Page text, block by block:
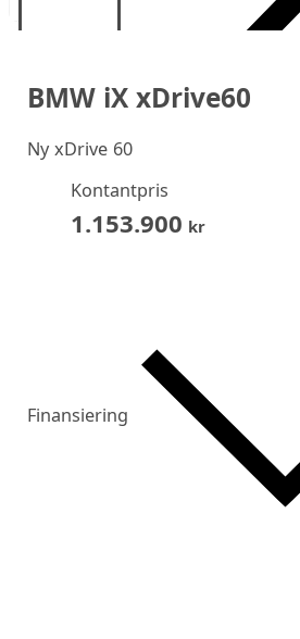
BMW iX xDrive60
NyxDrive 60
Kontantpris
1.153.900 kr
Finansiering